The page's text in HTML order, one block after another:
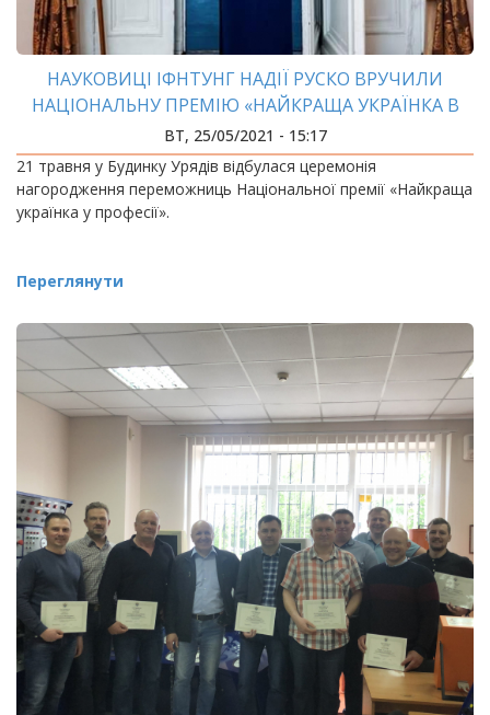
НАУКОВИЦІ ІФНТУНГ НАДІЇ РУСКО ВРУЧИЛИ
НАЦІОНАЛЬНУ ПРЕМІЮ «НАЙКРАЩА УКРАЇНКА В
ПРОФЕСІЇ»
ВТ, 25/05/2021 - 15:17
21 травня у Будинку Урядів відбулася церемонія
нагородження переможниць Національної премії «Найкраща
українка у професії».
Переглянути